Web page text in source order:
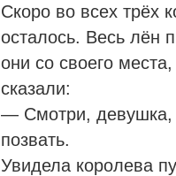
Скоро во всех трёх
осталось. Весь лён
они со своего
сказали:
— Смотри, девушка,
позвать.
Увидела королева